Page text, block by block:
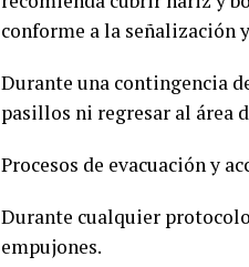
conforme a la señalización
Durante una contingencia
pasillos ni regresar al área
Procesos de evacuación y
Durante cualquier
empujones.